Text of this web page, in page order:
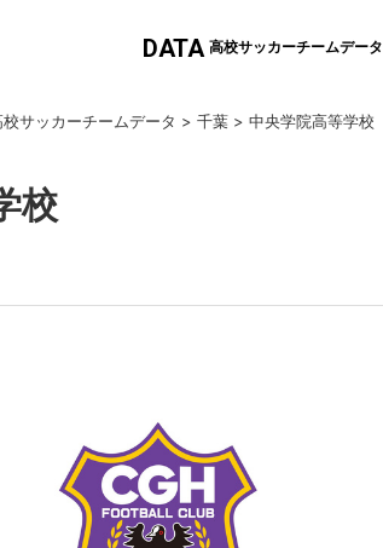
DATA 高校サッカーチームデータ
校サッカーチームデータ > 千葉 > 中央学院高等学校
校